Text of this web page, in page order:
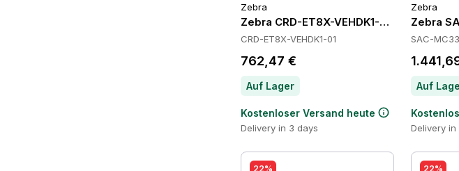
Zebra
Zebra CRD-ET8X-VEHDK1-01 Cradles
CRD-ET8X-VEHDK1-01
762,47 €
Auf Lager
Kostenloser Versand heute
Delivery in 3 days
Zebra
Zebra
SAC-
Auf
Delivery in
22% 22%